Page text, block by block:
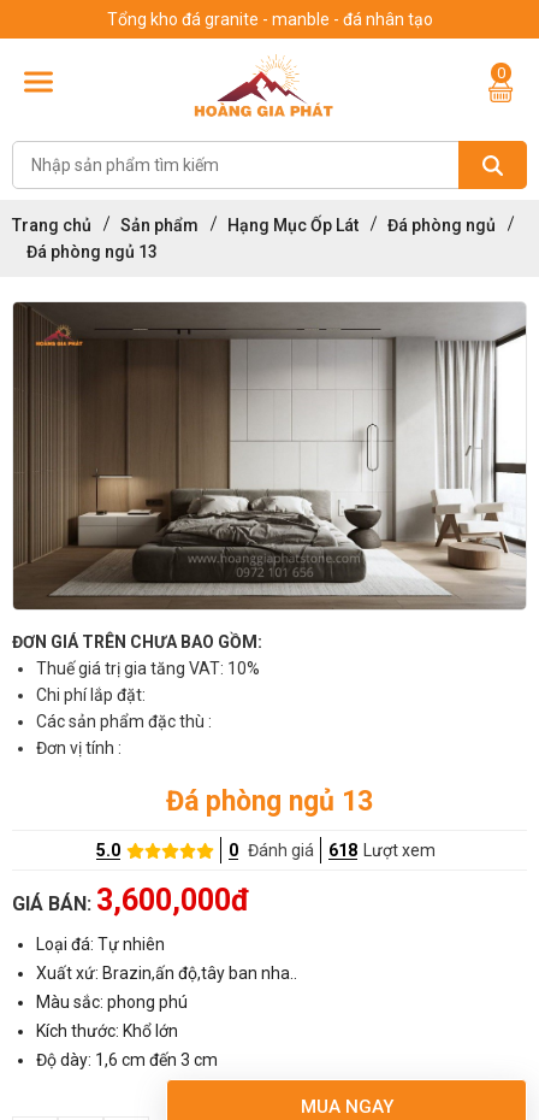
Tổng kho đá granite - manble - đá nhân tạo
0
Trang chủ Sản phẩm Hạng Mục Ốp Lát
Đá phòng ngủ
Đá phòng ngủ 13
ĐƠN GIÁ TRÊN CHƯA BAO GỒM:
Thuế giá trị gia tăng VAT: 10%
Chi phí lắp đặt:
Các sản phẩm đặc thù :
Đơn vị tính :
Đá phòng ngủ 13
5.0 0 Đánh giá 618 Lượt xem
GIÁ BÁN: 3,600,000đ
Loại đá: Tự nhiên
Xuất xứ: Brazin,ấn độ,tây ban nha..
Màu sắc: phong phú
Kích thước: Khổ lớn
Độ dày: 1,6 cm đến 3 cm
MUA NGAY